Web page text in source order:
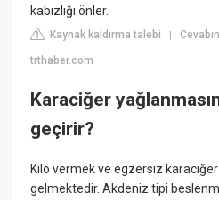
kabızlığı önler.
Kaynak kaldırma talebi |
trthaber.com
Karaciğer
geçirir?
Kilo vermek ve egzersiz
gelmektedir. Akdeniz tipi